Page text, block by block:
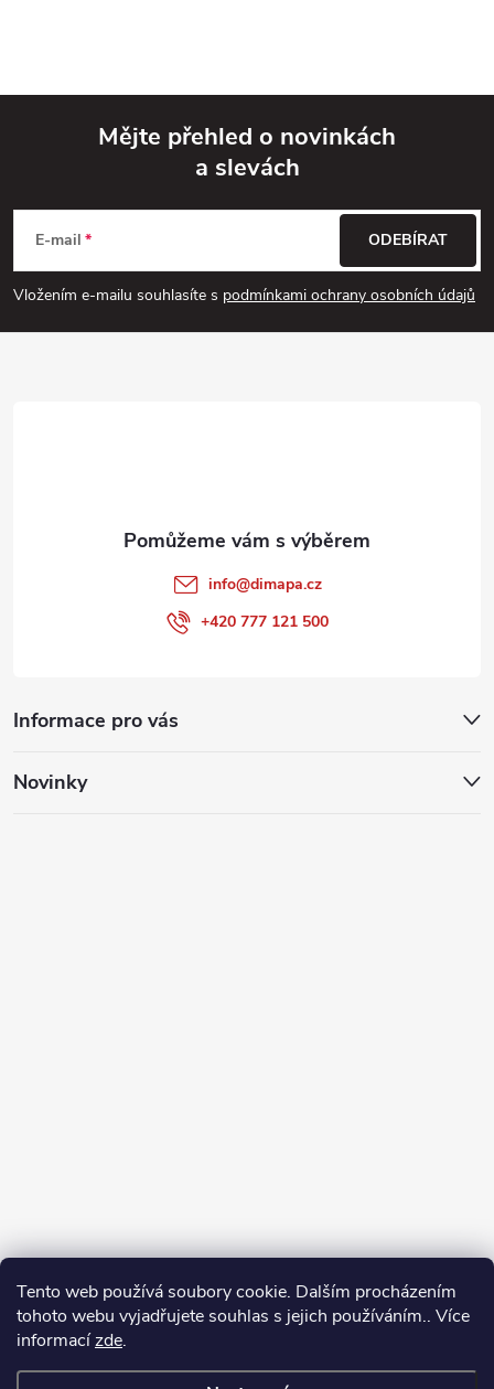
Tento web používá soubory cookie. Dalším procházením
tohoto webu vyjadřujete souhlas s jejich používáním.. Více
informacízde.
p
a
Mějte přehled o novinkách
a slevách
E-mail
Vložením e-mailu souhlasíte s podmínkami ochrany osobních údajů
ODEBÍRAT
Informace pro vás
Novinky
info@dimapa.cz
+420 777 121 500